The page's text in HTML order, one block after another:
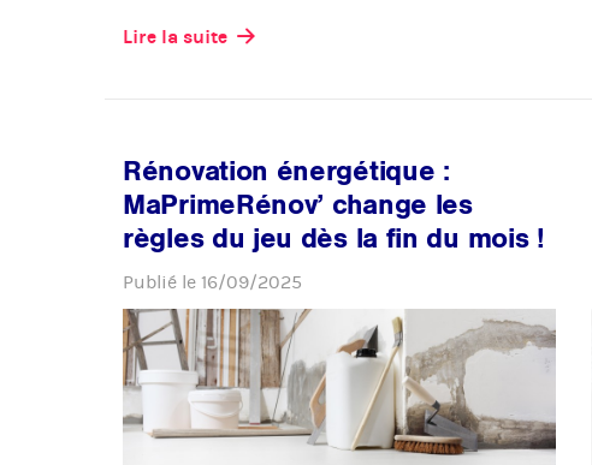
Lire la suite
Rénovation énergétique :
MaPrimeRénov’ change les
règles du jeu dès la fin du mois !
Publié le 16/09/2025